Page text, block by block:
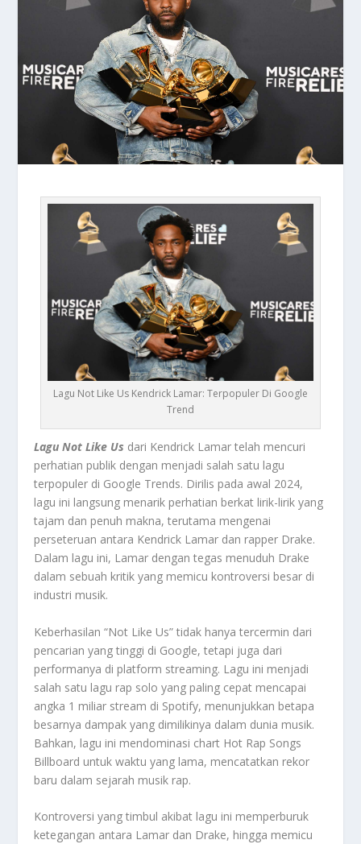
Lagu Not Like Us Kendrick Lamar: Terpopuler Di Google
Trend
Lagu Not Like Us dari Kendrick Lamar telah mencuri
perhatian publik dengan menjadi salah satu lagu
terpopuler di Google Trends. Dirilis pada awal 2024,
lagu ini langsung menarik perhatian berkat lirik-lirik yang
tajam dan penuh makna, terutama mengenai
perseteruan antara Kendrick Lamar dan rapper Drake.
Dalam lagu ini, Lamar dengan tegas menuduh Drake
dalam sebuah kritik yang memicu kontroversi besar di
industri musik.
Keberhasilan “Not Like Us” tidak hanya tercermin dari
pencarian yang tinggi di Google, tetapi juga dari
performanya di platform streaming. Lagu ini menjadi
salah satu lagu rap solo yang paling cepat mencapai
angka 1 miliar stream di Spotify, menunjukkan betapa
besarnya dampak yang dimilikinya dalam dunia musik.
Bahkan, lagu ini mendominasi chart Hot Rap Songs
Billboard untuk waktu yang lama, mencatatkan rekor
baru dalam sejarah musik rap.
Kontroversi yang timbul akibat lagu ini memperburuk
ketegangan antara Lamar dan Drake, hingga memicu